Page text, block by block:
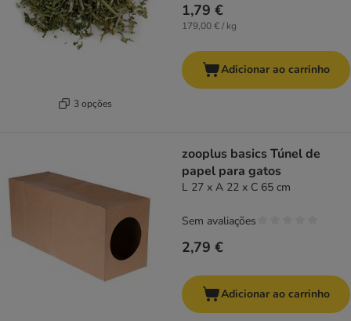
3 opções
1,79 €
179,00 € / kg
Adicionar ao carrinho
zooplus basics Túnel de
papel para gatos
L 27 x A 22 x C 65 cm
2,79 €
Sem avaliações
Adicionar ao carrinho